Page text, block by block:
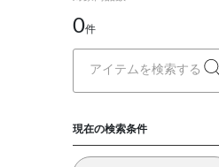
0件
現在の検索条件